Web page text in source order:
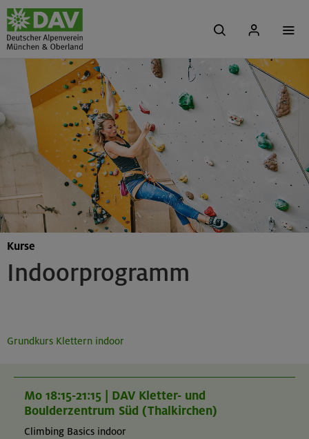
Indoorprogramm
Kurse
Grundkurs Klettern indoor
Mo 18:15-21:15 | DAV Kletter- und
Boulderzentrum Süd (Thalkirchen)
Climbing Basics indoor